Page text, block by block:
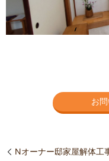
お
Nオーナー邸家屋解体工